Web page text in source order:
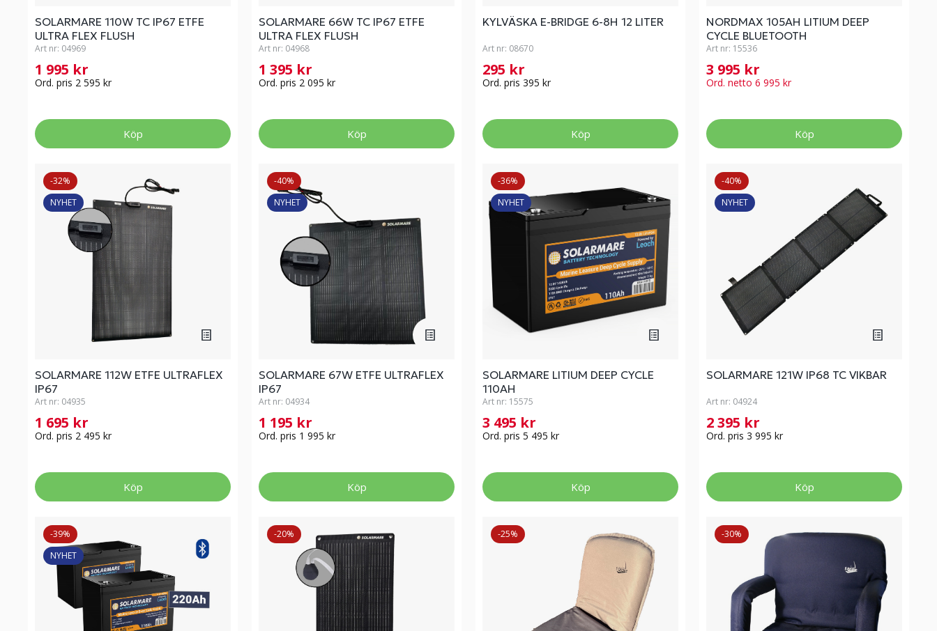
SOLARMARE 110W TC IP67 ETFE
ULTRA FLEX FLUSH
Art nr: 04969
1 995 kr
Ord. pris 2 595 kr
Köp
SOLARMARE 66W TC IP67 ETFE
ULTRA FLEX FLUSH
Art nr: 04968
1 395 kr
Ord. pris 2 095 kr
Köp
KYLVÄSKA E-BRIDGE 6-8H 12 LITER
Art nr: 08670
295 kr
Ord. pris 395 kr
Köp
NORDMAX 105AH LITIUM DEEP
CYCLE BLUETOOTH
Art nr: 15536
3 995 kr
Ord. netto 6 995 kr
Köp
-32%
NYHET
SOLARMARE 112W ETFE ULTRAFLEX
IP67
Art nr: 04935
1 695 kr
Ord. pris 2 495 kr
Köp
-40%
NYHET
SOLARMARE 67W ETFE ULTRAFLEX
IP67
Art nr: 04934
1 195 kr
Ord. pris 1 995 kr
Köp
-36%
NYHET
SOLARMARE LITIUM DEEP CYCLE
110AH
Art nr: 15575
3 495 kr
Ord. pris 5 495 kr
Köp
-40%
NYHET
SOLARMARE 121W IP68 TC VIKBAR
Art nr: 04924
2 395 kr
Ord. pris 3 995 kr
Köp
-39%
NYHET
-20% -25% -30%